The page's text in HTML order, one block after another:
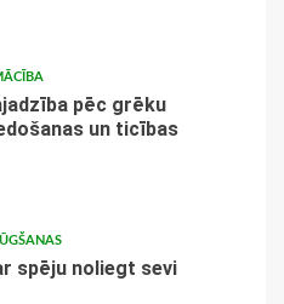
pēc grēku
un ticības
spēju noliegt sevi